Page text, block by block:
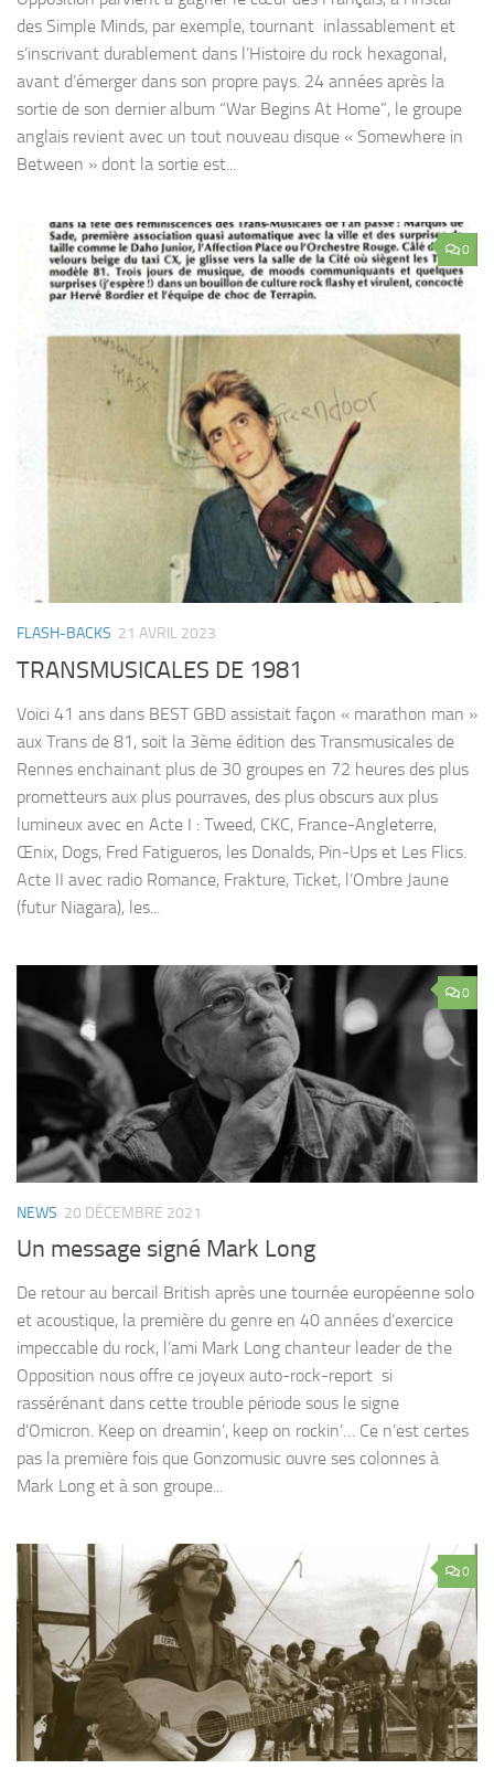
des Simple Minds, par exemple, tournant inlassablement et
s’inscrivant durablement dans l’Histoire du rock hexagonal,
avant d’émerger dans son propre pays. 24 années après la
sortie de son dernier album “War Begins At Home”, le groupe
anglais revient avec un tout nouveau disque « Somewhere in
Between » dont la sortie est...
0
FLASH-BACKS 21 AVRIL 2023
TRANSMUSICALES DE 1981
Voici 41 ans dans BEST GBD assistait façon « marathon man »
aux Trans de 81, soit la 3ème édition des Transmusicales de
Rennes enchainant plus de 30 groupes en 72 heures des plus
prometteurs aux plus pourraves, des plus obscurs aux plus
lumineux avec en Acte I : Tweed, CKC, France-Angleterre,
Œnix, Dogs, Fred Fatigueros, les Donalds, Pin-Ups et Les Flics.
Acte II avec radio Romance, Frakture, Ticket, l’Ombre Jaune
(futur Niagara), les...
0
NEWS 20 DÉCEMBRE 2021
Un message signé Mark Long
De retour au bercail British après une tournée européenne solo
et acoustique, la première du genre en 40 années d’exercice
impeccable du rock, l’ami Mark Long chanteur leader de the
Opposition nous offre ce joyeux auto-rock-report si
rassérénant dans cette trouble période sous le signe
d’Omicron. Keep on dreamin’, keep on rockin’… Ce n’est certes
pas la première fois que Gonzomusic ouvre ses colonnes à
Mark Long et à son groupe...
0